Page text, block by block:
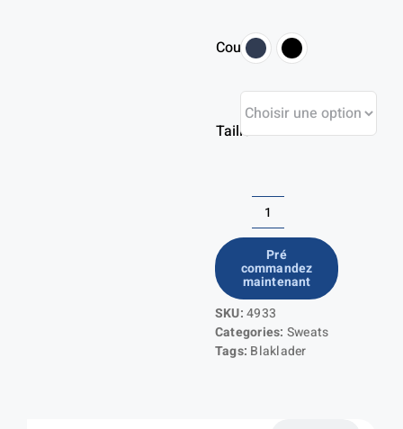
Couleur
Taille
quantité
de
Sweat
zippé
à
capuche
Pré
commandez
maintenant
SKU:4933
Categories: Sweats
Tags: Blaklader